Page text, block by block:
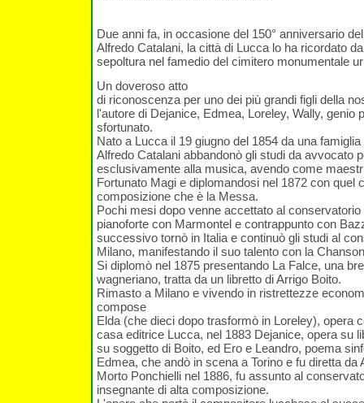
Due anni fa, in occasione del 150° anniversario
Alfredo Catalani, la città di Lucca lo ha ricordato
sepoltura nel famedio del cimitero monumentale
Un doveroso atto
di riconoscenza per uno dei più grandi figli della
l'autore di Dejanice, Edmea, Loreley, Wally, genio
sfortunato.
Nato a Lucca il 19 giugno del 1854 da una
Alfredo Catalani abbandonò gli studi da avvocato
esclusivamente alla musica, avendo come
Fortunato Magi e diplomandosi nel 1872 con quel
composizione che è la Messa.
Pochi mesi dopo venne accettato al
pianoforte con Marmontel e contrappunto con
successivo tornò in Italia e continuò gli studi al
Milano, manifestando il suo talento con la
Si diplomò nel 1875 presentando La Falce, una
wagneriano, tratta da un libretto di Arrigo Boito.
Rimasto a Milano e vivendo in ristrettezze
compose
Elda (che dieci dopo trasformò in Loreley), opera
casa editrice Lucca, nel 1883 Dejanice, opera su
su soggetto di Boito, ed Ero e Leandro, poema
Edmea, che andò in scena a Torino e fu diretta da
Morto Ponchielli nel 1886, fu assunto al
insegnante di alta composizione.